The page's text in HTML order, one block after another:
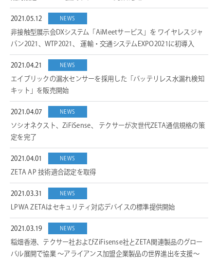
2021.05.12 NEWS
非接触型展示会DXシステム「AiMeetサービス」を ワイヤレスジャ
パン2021、WTP2021、 運輸・交通システムEXPO2021に初導入
2021.04.21 NEWS
エイブリックの漏水センサーを採用した「バッテリレス水漏れ検知
キット」を販売開始
2021.04.07 NEWS
ソシオネクスト、ZiFiSense、 テクサーが次世代ZETA通信規格の策
定を完了
2021.04.01 NEWS
ZETA AP 技術適合認定を取得
2021.03.31 NEWS
LPWA ZETAはセキュリティ対応デバイスの標準提供開始
2021.03.19 NEWS
稲畑香港、テクサー社およびZiFisense社とZETA関連製品のグロー
バル展開で協業 ～アライアンス加盟企業製品の世界進出を支援～